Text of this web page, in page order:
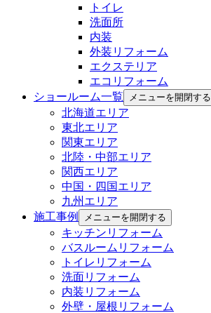
トイレ
洗面所
内装
外装リフォーム
エクステリア
エコリフォーム
ショールーム一覧
メニューを開閉する
北海道エリア
東北エリア
関東エリア
北陸・中部エリア
関西エリア
中国・四国エリア
九州エリア
施工事例
メニューを開閉する
キッチンリフォーム
バスルームリフォーム
トイレリフォーム
洗面リフォーム
内装リフォーム
外壁・屋根リフォーム